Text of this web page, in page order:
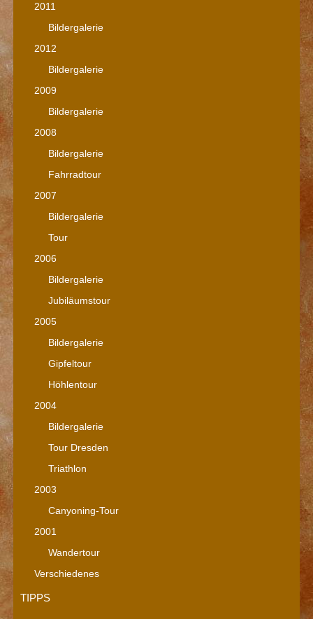
2011
Bildergalerie
2012
Bildergalerie
2009
Bildergalerie
2008
Bildergalerie
Fahrradtour
2007
Bildergalerie
Tour
2006
Bildergalerie
Jubiläumstour
2005
Bildergalerie
Gipfeltour
Höhlentour
2004
Bildergalerie
Tour Dresden
Triathlon
2003
Canyoning-Tour
2001
Wandertour
Verschiedenes
TIPPS